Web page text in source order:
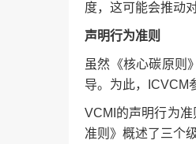
度，这可能会推动
声明行为准则
虽然《核心碳原则
导。为此，ICVCM
VCMI的声明行为
准则》概述了三个